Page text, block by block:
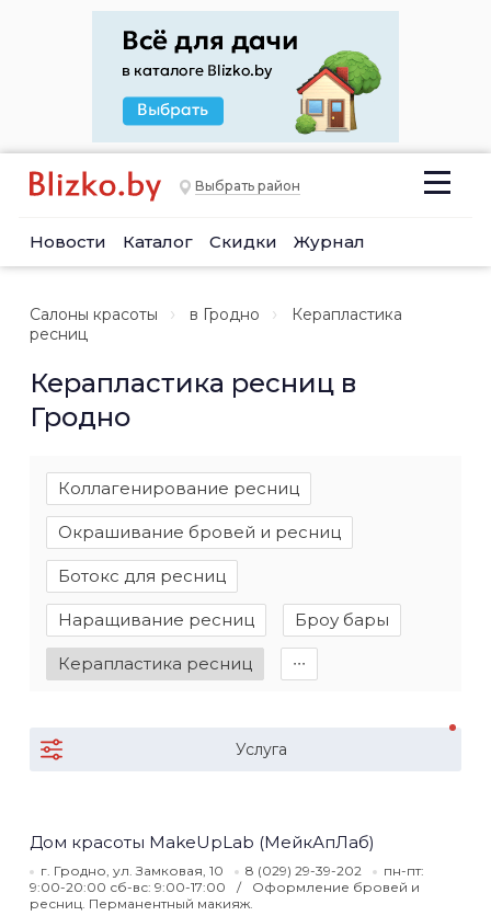
Выбрать район
Новости Каталог Скидки Журнал
Салоны красоты в Гродно
Керапластика
ресниц
Керапластика ресниц в
Гродно
Коллагенирование ресниц
Окрашивание бровей и ресниц
Ботокс для ресниц
Наращивание ресниц Броу бары
Керапластика ресниц ∙∙∙
Услуга
Дом красоты MakeUpLab (МейкАпЛаб)
г. Гродно, ул. Замковая, 10 8 (029) 29-39-202
пн-пт:
9:00-20:00 сб-вс: 9:00-17:00
Оформление бровей и
ресниц. Перманентный макияж.